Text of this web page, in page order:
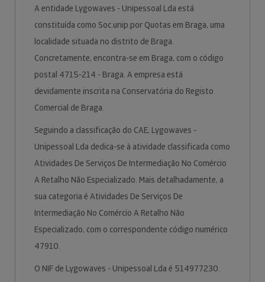
A entidade Lygowaves - Unipessoal Lda está
constituída como Soc.unip.por Quotas em Braga, uma
localidade situada no distrito de Braga.
Concretamente, encontra-se em Braga, com o código
postal 4715-214 - Braga. A empresa está
devidamente inscrita na Conservatória do Registo
Comercial de Braga.
Seguindo a classificação do CAE, Lygowaves -
Unipessoal Lda dedica-se à atividade classificada como
Atividades De Serviços De Intermediação No Comércio
A Retalho Não Especializado. Mais detalhadamente, a
sua categoria é Atividades De Serviços De
Intermediação No Comércio A Retalho Não
Especializado, com o correspondente código numérico
47910.
O NIF de Lygowaves - Unipessoal Lda é 514977230.